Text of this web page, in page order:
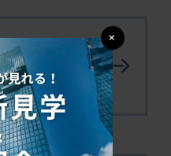
所オフィス紹
ちら
×